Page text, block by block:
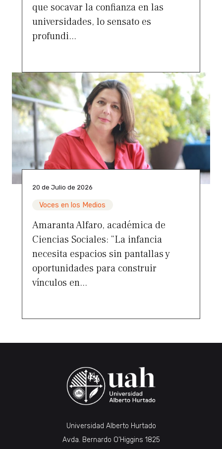
que socavar la confianza en las
universidades, lo sensato es
profundi...
20 de Julio de 2026
Voces en los Medios
Amaranta Alfaro, académica de
Ciencias Sociales: “La infancia
necesita espacios sin pantallas y
oportunidades para construir
vínculos en...
Universidad Alberto Hurtado
Avda. Bernardo O’Higgins 1825